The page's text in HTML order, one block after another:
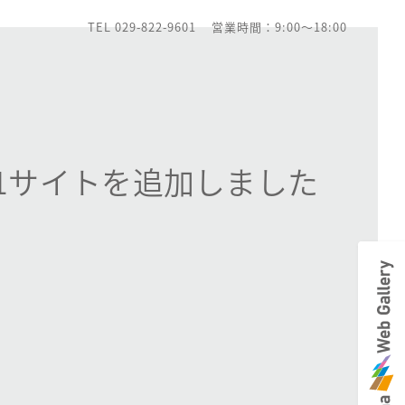
TEL 029-822-9601 営業時間：9:00～18:00
イトを追加しました